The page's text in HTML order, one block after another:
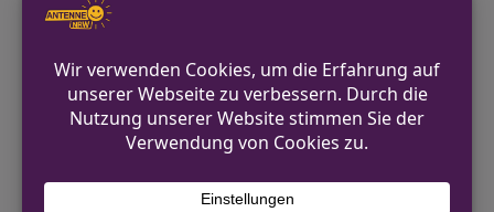
regelmäßig vor solchen
Betrugsmaschen und rät zu Treffen an
öffentlichen Orten. Die schnelle
Festnahme der Verdächtigen zeigt die
Ermittlungserfolge der Kölner
Kriminalpolizei.
Ausblick